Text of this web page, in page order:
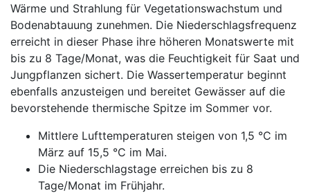
Wärme und Strahlung für Vegetationswachstum und
Bodenabtauung zunehmen. Die Niederschlagsfrequenz
erreicht in dieser Phase ihre höheren Monatswerte mit
bis zu 8 Tage/Monat, was die Feuchtigkeit für Saat und
Jungpflanzen sichert. Die Wassertemperatur beginnt
ebenfalls anzusteigen und bereitet Gewässer auf die
bevorstehende thermische Spitze im Sommer vor.
Mittlere Lufttemperaturen steigen von 1,5 °C im
März auf 15,5 °C im Mai.
Die Niederschlagstage erreichen bis zu 8
Tage/Monat im Frühjahr.